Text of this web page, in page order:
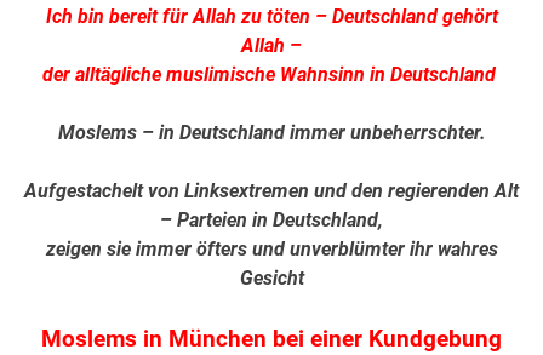
Ich bin bereit für Allah zu töten – Deutschland gehört
Allah –
der alltägliche muslimische Wahnsinn in Deutschland
Moslems – in Deutschland immer unbeherrschter.
Aufgestachelt von Linksextremen und den regierenden Alt
– Parteien in Deutschland,
zeigen sie immer öfters und unverblümter ihr wahres
Gesicht
Moslems in München bei einer Kundgebung